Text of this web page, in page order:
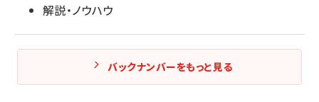
解説・ノウハウ
バックナンバーをもっと見る